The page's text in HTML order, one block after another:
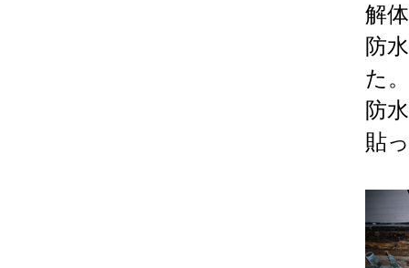
解
防
た。
防
貼